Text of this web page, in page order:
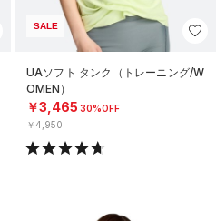
SALE
UAソフト タンク（トレーニング/W
OMEN）
￥3,465 30%OFF
￥4,950